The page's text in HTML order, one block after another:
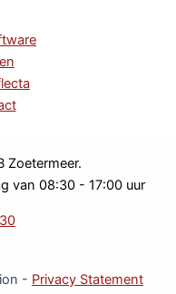
Zoetermeer.
van 08:30 - 17:00 uur
- Privacy Statement